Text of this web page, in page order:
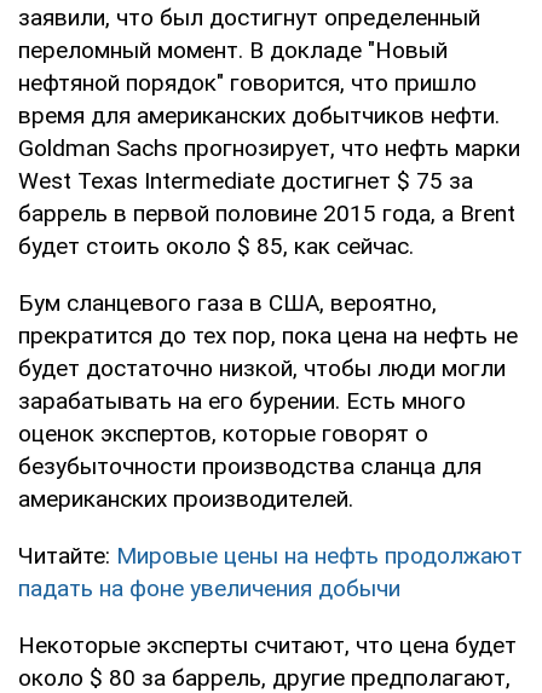
заявили, что был достигнут определенный
переломный момент. В докладе "Новый
нефтяной порядок" говорится, что пришло
время для американских добытчиков нефти.
Goldman Sachs прогнозирует, что нефть марки
West Texas Intermediate достигнет $ 75 за
баррель в первой половине 2015 года, а Brent
будет стоить около $ 85, как сейчас.
Бум сланцевого газа в США, вероятно,
прекратится до тех пор, пока цена на нефть не
будет достаточно низкой, чтобы люди могли
зарабатывать на его бурении. Есть много
оценок экспертов, которые говорят о
безубыточности производства сланца для
американских производителей.
Читайте: Мировые цены на нефть продолжают
падать на фоне увеличения добычи
Некоторые эксперты считают, что цена будет
около $ 80 за баррель, другие предполагают,